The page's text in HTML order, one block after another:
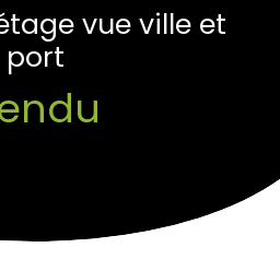
vue ville et
port